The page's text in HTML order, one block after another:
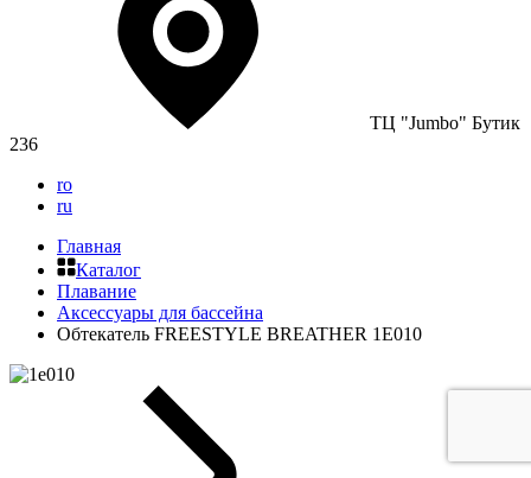
ТЦ "Jumbo" Бутик
236
ro
ru
Главная
Каталог
Плавание
Аксессуары для бассейна
Обтекатель FREESTYLE BREATHER 1E010